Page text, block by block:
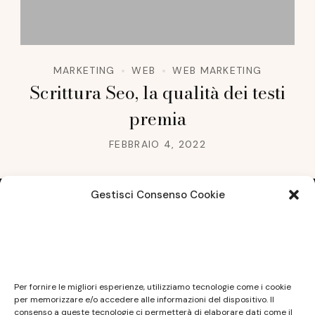
Gestisci Consenso Cookie
Per fornire le migliori esperienze, utilizziamo tecnologie come i cookie
per memorizzare e/o accedere alle informazioni del dispositivo. Il
consenso a queste tecnologie ci permetterà di elaborare dati come il
MARKETING WEB WEB MARKETING
Scrittura Seo, la qualità dei testi
premia
FEBBRAIO 4, 2022
non ha carattere periodico essendo aggiornato